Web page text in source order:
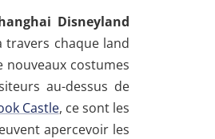
Disneyland
chaque land
costumes
au-dessus de
Castle, ce sont les
apercevoir les